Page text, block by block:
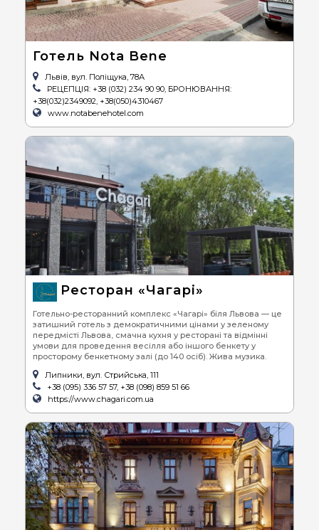
Готель Nota Bene
Львів, вул. Поліщука, 78А
РЕЦЕПЦІЯ: +38 (032) 234 90 90, БРОНЮВАННЯ:
+38(032)2349092, +38(050)4310467
www.notabenehotel.com
Ресторан «Чагарі»
Готельно-ресторанний комплекс «Чагарі» біля Львова — це
затишний готель з демократичними цінами у зеленому
передмісті Львова, смачна кухня у ресторані та відмінні
умови для проведення весілля або іншого бенкету у
просторому бенкетному залі (до 140 осіб). Жива музика.
Липники, вул. Стрийська, 111
+38 (095) 336 57 57, +38 (098) 859 51 66
https://www.chagari.com.ua